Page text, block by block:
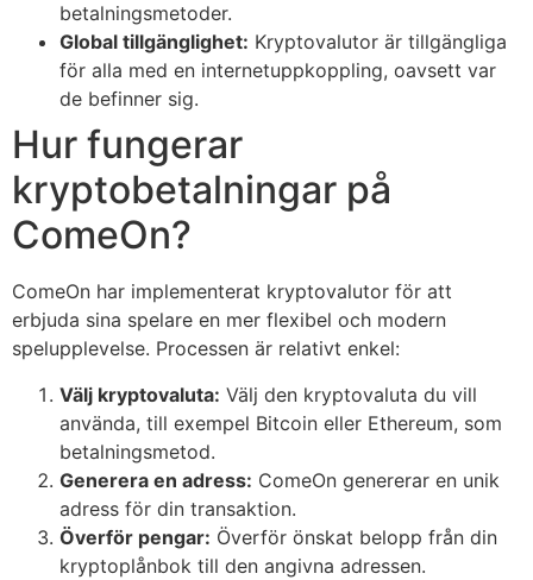
betalningsmetoder.
Global tillgänglighet: Kryptovalutor är tillgängliga
för alla med en internetuppkoppling, oavsett var
de befinner sig.
Hur fungerar
kryptobetalningar på
ComeOn?
ComeOn har implementerat kryptovalutor för att
erbjuda sina spelare en mer flexibel och modern
spelupplevelse. Processen är relativt enkel:
Välj kryptovaluta: Välj den kryptovaluta du vill
använda, till exempel Bitcoin eller Ethereum, som
betalningsmetod.
Generera en adress: ComeOn genererar en unik
adress för din transaktion.
Överför pengar: Överför önskat belopp från din
kryptoplånbok till den angivna adressen.